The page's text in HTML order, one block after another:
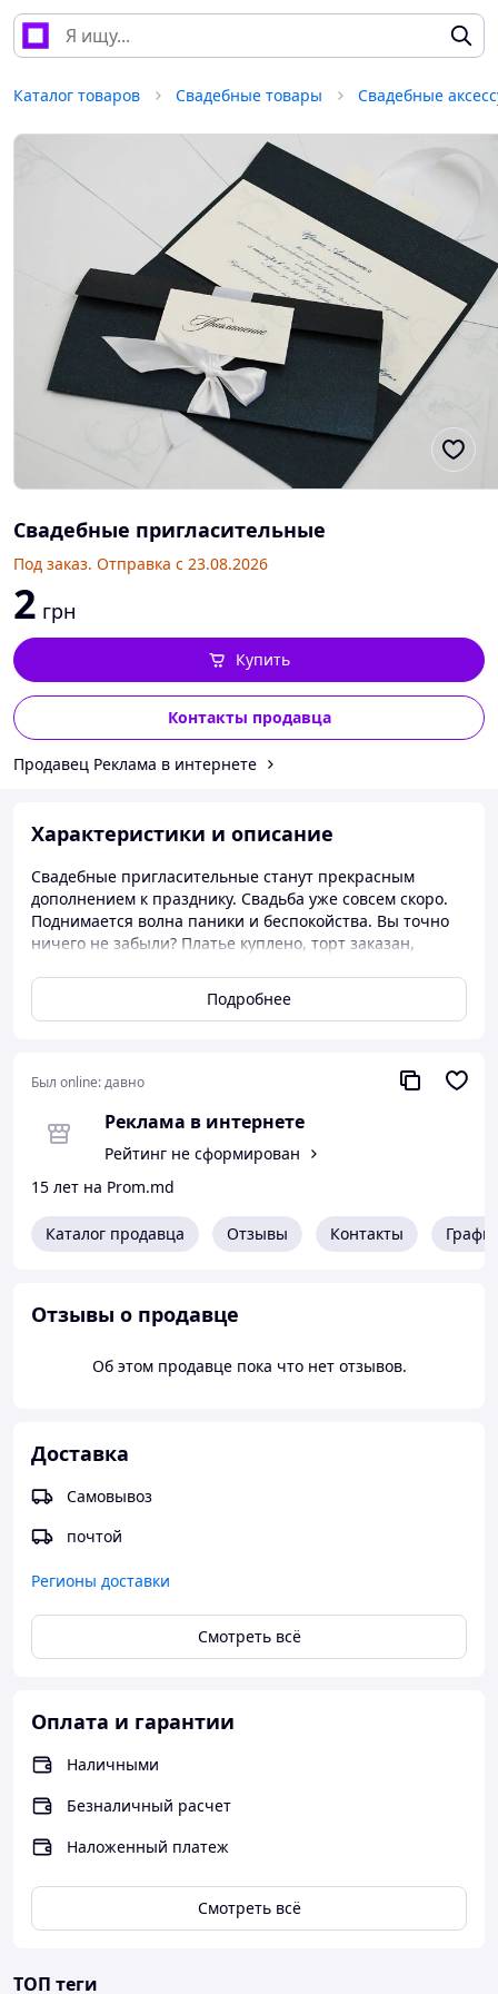
Каталог товаров Свадебные товары Свадебные
Свадебные пригласительные
Под заказ. Отправка с 23.08.2026
2 грн
Контакты продавца
Купить
Продавец Реклама в интернете
Характеристики и описание
Свадебные пригласительные станут прекрасным
дополнением к празднику. Свадьба уже совсем скоро.
Поднимается волна паники и беспокойства. Вы точно
ничего не забыли? Платье куплено, торт заказан,
как жесвадебные пригласительные? Они ведь, как раз,
придают церемонии торжественность и ощущение
открытие новой главы. Заказать пригласительные на
предстоящем событии – это обязательное условие
церемонии. Мы делаем свадебные пригласительные
на заказ, в том числе и абсолютно оригинальные
пригласительные на свадьбу по вашему усмотрению.
Подробнее
Был online:давно
Реклама в интернете
Рейтинг не сформирован
15 лет на Prom.md
Каталог продавца Отзывы Контакты
Отзывы о продавце
Об этом продавце пока что нет отзывов.
Доставка
Самовывоз
почтой
Регионы доставки
Смотреть всё
Оплата и гарантии
Наличными
Безналичный расчет
Наложенный платеж
Смотреть всё
ТОП теги